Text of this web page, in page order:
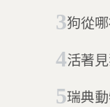
狗從
活著
瑞典